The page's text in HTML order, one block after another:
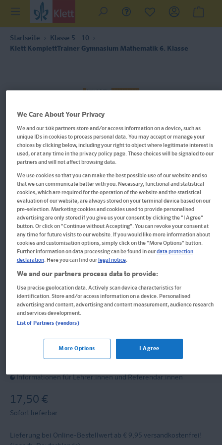
Startseite
Klasse 5 - 10
Klett KomplettTrainer Gymnasium Mathematik 6. Klasse
Klett KomplettTrainer
Gymnasium Mathematik 6.
Klasse
Der komplette Lernstoff mit Scan2Learn-App
Format: 17,0 x 24,0 cm, 208 Seiten
ISBN: 978-3-12-927649-5
Informationen für Lehrer:innen und Referendar:innen
17,50 €
Sofort lieferbar
Lieferung bei Online-Bestellwert ab € 9,95 versandkostenfrei!
We Care About Your Privacy
We and our103partners store and/or access information on a device, such as
unique IDs in cookies to process personal data. You may accept or manage your
choices by clicking below, including your right to object where legitimate interest is
used, or at any time in the privacy policy page. These choices will be signaled to our
partners and will not affect browsing data.
We use cookies so that you can make the best possible use of our website and so
that we can communicate better with you. Necessary, functional and statistical
cookies, which are required for the operation of the website and the statistical
evaluation of our website, are always stored on your terminal device based on our
pre-selection. Marketing cookies and cookies used to provide personalised
advertising are only stored if you give us your consent by clicking the "I Agree"
button. Or click on "Continue without Accepting". You can revoke your consent at
any time for future visits to our website. If you would like more information about
cookies and customisation options, simply click on the "More Options" button.
Further information on data processing can be found in ourdata protection
declaration. Here you can find our legal notice.
We and our partners process data to provide:
Use precise geolocation data. Actively scan device characteristics for
identification. Store and/or access information on a device. Personalised
advertising and content, advertising and content measurement, audience research
and services development.
List of Partners (vendors)
I Agree
More Options